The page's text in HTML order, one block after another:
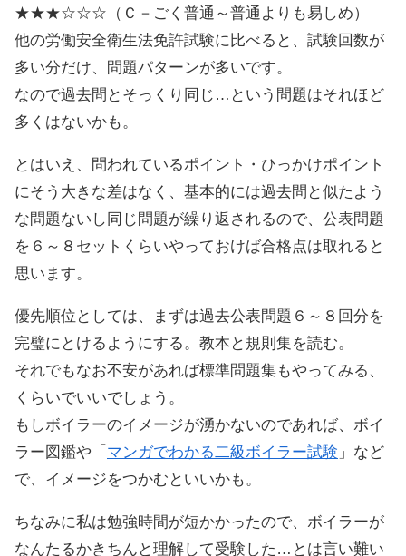
★★★☆☆☆（Ｃ－ごく普通～普通よりも易しめ）
他の労働安全衛生法免許試験に比べると、試験回数が
多い分だけ、問題パターンが多いです。
なので過去問とそっくり同じ…という問題はそれほど
多くはないかも。
とはいえ、問われているポイント・ひっかけポイント
にそう大きな差はなく、基本的には過去問と似たよう
な問題ないし同じ問題が繰り返されるので、公表問題
を６～８セットくらいやっておけば合格点は取れると
思います。
優先順位としては、まずは過去公表問題６～８回分を
完璧にとけるようにする。教本と規則集を読む。
それでもなお不安があれば標準問題集もやってみる、
くらいでいいでしょう。
もしボイラーのイメージが湧かないのであれば、ボイ
ラー図鑑や「 マンガでわかる二級ボイラー試験 」など
で、イメージをつかむといいかも。
ちなみに私は勉強時間が短かかったので、ボイラーが
なんたるかきちんと理解して受験した…とは言い難い